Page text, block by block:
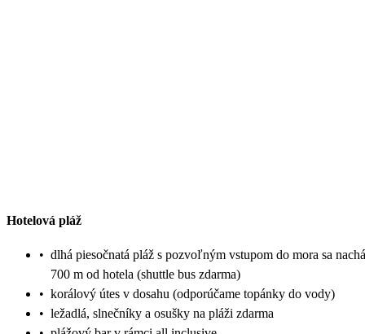
Hotelová pláž
• dlhá piesočnatá pláž s pozvoľným vstupom do mora sa
700 m od hotela (shuttle bus zdarma)
• korálový útes v dosahu (odporúčame topánky do vody)
• ležadlá, slnečníky a osušky na pláži zdarma